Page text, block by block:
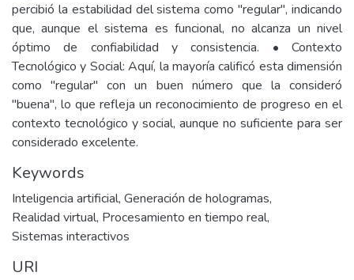
percibió la estabilidad del sistema como "regular", indicando
que, aunque el sistema es funcional, no alcanza un nivel
óptimo de confiabilidad y consistencia. • Contexto
Tecnológico y Social: Aquí, la mayoría calificó esta dimensión
como "regular" con un buen número que la consideró
"buena", lo que refleja un reconocimiento de progreso en el
contexto tecnológico y social, aunque no suficiente para ser
considerado excelente.
Keywords
Inteligencia artificial, Generación de hologramas,
Realidad virtual, Procesamiento en tiempo real,
Sistemas interactivos
URI